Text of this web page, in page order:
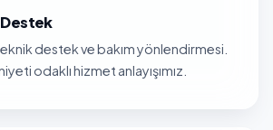
Destek
destek ve bakım yönlendirmesi.
odaklı hizmet anlayışımız.